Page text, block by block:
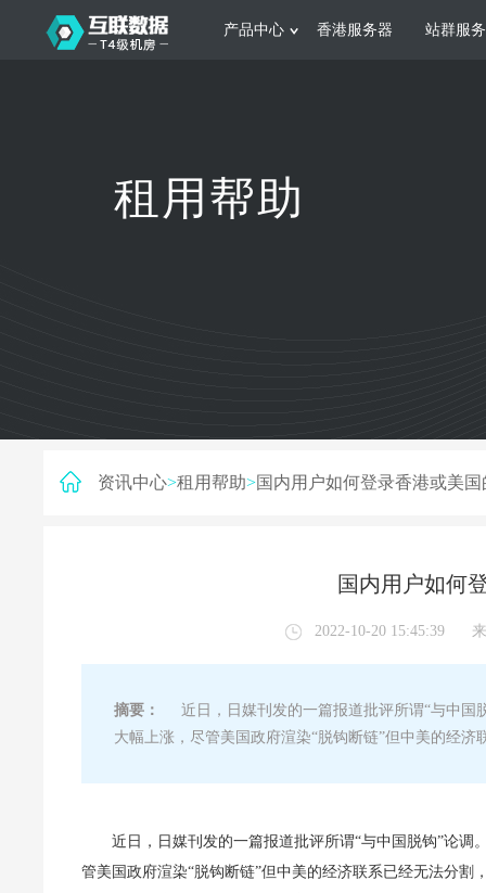
产品中心
日本服务器 新加坡服务器
香港服务器 站群服
根据不同规模的网站提供可定制化的架
构和 一站式协助租用帮助
资讯中心>租用帮助>国内用户如何登录香港或美国
国内用户如何
2022-10-20 15:45:39
摘要：
近日，日媒刊发的一篇报道批评所谓“与中国
大幅上涨，尽管美国政府渲染“脱钩断链”但中美的经
近日，日媒刊发的一篇报道批评所谓“与中国脱钩”论
管美国政府渲染“脱钩断链”但中美的经济联系已经无法分